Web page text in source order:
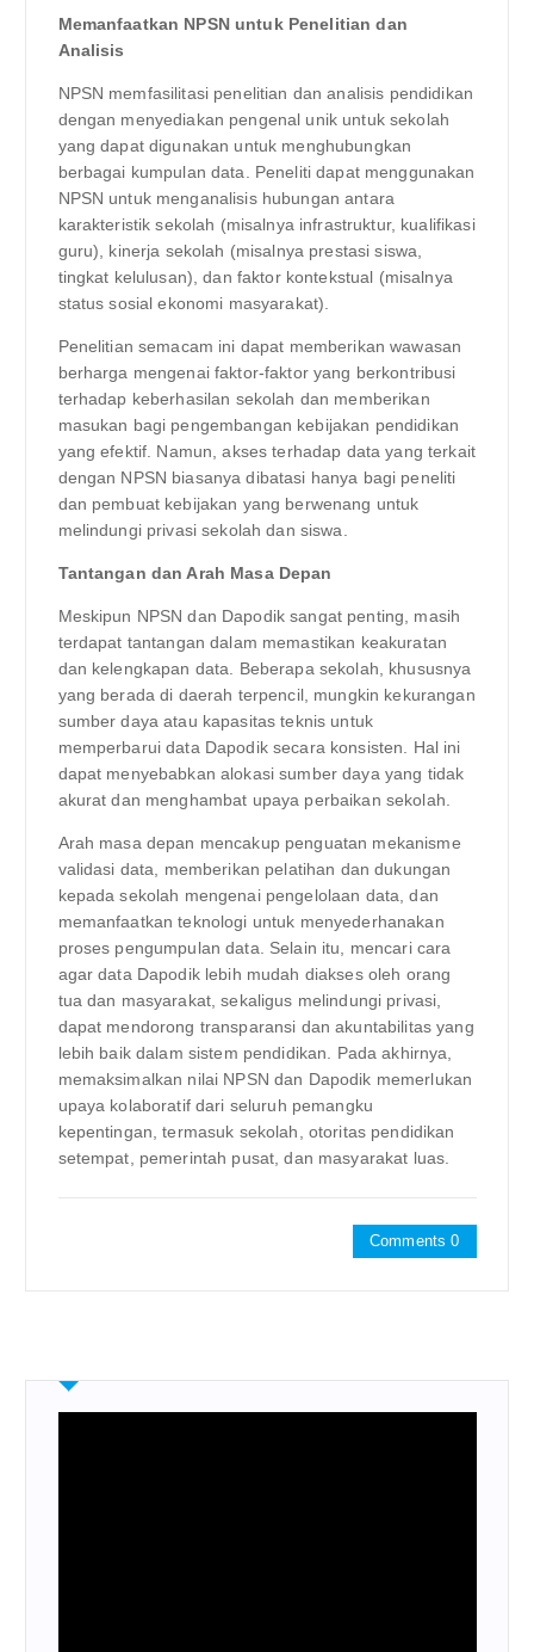
Memanfaatkan NPSN untuk Penelitian dan
Analisis
NPSN memfasilitasi penelitian dan analisis pendidikan
dengan menyediakan pengenal unik untuk sekolah
yang dapat digunakan untuk menghubungkan
berbagai kumpulan data. Peneliti dapat menggunakan
NPSN untuk menganalisis hubungan antara
karakteristik sekolah (misalnya infrastruktur, kualifikasi
guru), kinerja sekolah (misalnya prestasi siswa,
tingkat kelulusan), dan faktor kontekstual (misalnya
status sosial ekonomi masyarakat).
Penelitian semacam ini dapat memberikan wawasan
berharga mengenai faktor-faktor yang berkontribusi
terhadap keberhasilan sekolah dan memberikan
masukan bagi pengembangan kebijakan pendidikan
yang efektif. Namun, akses terhadap data yang terkait
dengan NPSN biasanya dibatasi hanya bagi peneliti
dan pembuat kebijakan yang berwenang untuk
melindungi privasi sekolah dan siswa.
Tantangan dan Arah Masa Depan
Meskipun NPSN dan Dapodik sangat penting, masih
terdapat tantangan dalam memastikan keakuratan
dan kelengkapan data. Beberapa sekolah, khususnya
yang berada di daerah terpencil, mungkin kekurangan
sumber daya atau kapasitas teknis untuk
memperbarui data Dapodik secara konsisten. Hal ini
dapat menyebabkan alokasi sumber daya yang tidak
akurat dan menghambat upaya perbaikan sekolah.
Arah masa depan mencakup penguatan mekanisme
validasi data, memberikan pelatihan dan dukungan
kepada sekolah mengenai pengelolaan data, dan
memanfaatkan teknologi untuk menyederhanakan
proses pengumpulan data. Selain itu, mencari cara
agar data Dapodik lebih mudah diakses oleh orang
tua dan masyarakat, sekaligus melindungi privasi,
dapat mendorong transparansi dan akuntabilitas yang
lebih baik dalam sistem pendidikan. Pada akhirnya,
memaksimalkan nilai NPSN dan Dapodik memerlukan
upaya kolaboratif dari seluruh pemangku
kepentingan, termasuk sekolah, otoritas pendidikan
setempat, pemerintah pusat, dan masyarakat luas.
Comments 0